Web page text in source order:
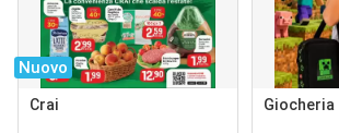
Nuovo
Crai Giocheria